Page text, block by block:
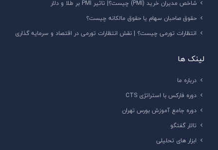
شاخص مدیران خرید (PMI) چیست؟| تاثیر PMI بر طلا و دلار
حقوق صاحبان سهام یا حقوق مالکانه چیست؟
انتظارات تورمی چیست؟ | نقش انتظارات تورمی در اقتصاد و سرمایه گذاری
لینک ها
درباره ما
دوره فارکس با استراتژی CTS
دوره جامع آموزش بورس تهران
تالار گفتگو
ابزار های تحلیلی